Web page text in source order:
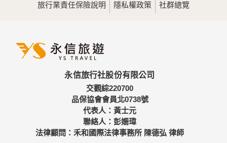
為提供精確的服務，我們會將收集的問卷調查內容進行統計與
分析，分析結果之統計數據或說明文字呈現，除供內部研究
三、資料之保護
備及必要的安全防護措施，加以保護網站及您的個人資料採用
嚴格的保護措施，只由經過授權的人員才能接觸您的個人資
料，相關處理人員皆簽有保密合約，如有違反保密義務者，將
會受到相關的法律處分。
如因業務需要有必要委託其他單位提供服務時，本網站亦會嚴
格要求其遵守保密義務，並且採取必要檢查程序以確定其將確
實遵守。
旅行業責任保險說明 隱私權政策 社群總覽
永信旅行社股份有限公司
交觀綜220700
品保協會會員北0738號
代表人：黃士元
聯絡人：彭姍瑋
法律顧問：禾和國際法律事務所 陳德弘 律師